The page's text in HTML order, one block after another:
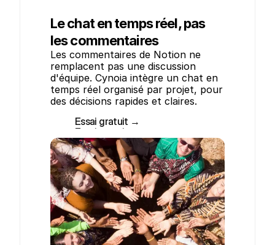
Le chat en temps réel, pas
les commentaires
Les commentaires de Notion ne
remplacent pas une discussion
d'équipe. Cynoia intègre un chat en
temps réel organisé par projet, pour
des décisions rapides et claires.
Essai gratuit →
Essai gratuit →